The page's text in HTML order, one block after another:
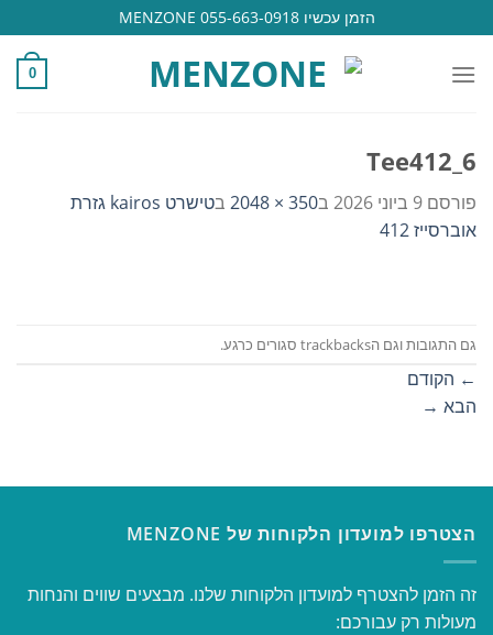
to
content
הזמן עכשיו 055-663-0918 MENZONE
0
Tee412_6
פורסם 9 ביוני 2026 ב350 × 2048 ב
טישרט kairos גזרת
אוברסייז 412
גם התגובות וגם הtrackbacks סגורים כרגע.
← הקודם
הבא →
הצטרפו למועדון הלקוחות של MENZONE
זה הזמן להצטרף למועדון הלקוחות שלנו. מבצעים שווים והנחות
מעולות רק עבורכם: